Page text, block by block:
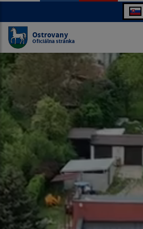
Ostrovany
Oficiálna stránka